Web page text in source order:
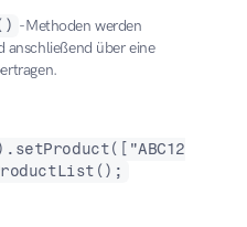
-Methoden werden
Informationen gesammelt und anschließend über eine